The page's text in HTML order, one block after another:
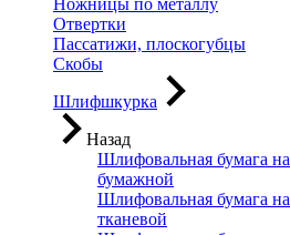
Ножницы по металлу
Отвертки
Пассатижи, плоскогубцы
Скобы
Шлифшкурка
Назад
Шлифовальная бумага на
бумажной
Шлифовальная бумага на
тканевой